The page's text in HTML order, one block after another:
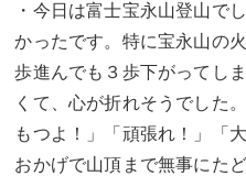
・今日は富士宝永山登山で
かったです。特に宝永山の
歩進んでも３歩下がってし
くて、心が折れそうでした
もつよ！」「頑張れ！」「
おかげで山頂まで無事にた